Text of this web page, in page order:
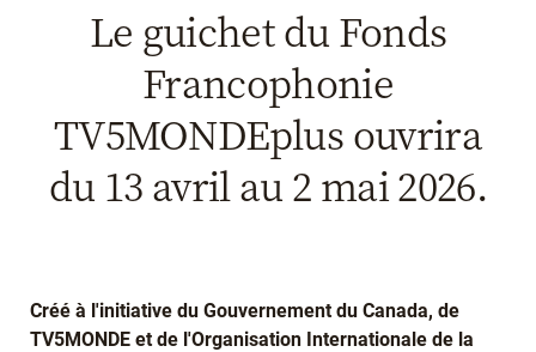
Le guichet du Fonds
Francophonie
TV5MONDEplus ouvrira
du 13 avril au 2 mai 2026.
Créé à l'initiative du Gouvernement du Canada, de
TV5MONDE et de l'Organisation Internationale de la